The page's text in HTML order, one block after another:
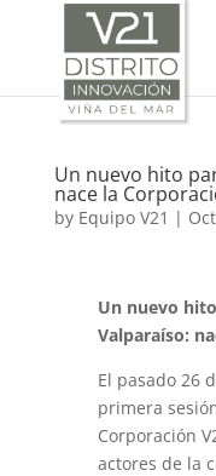
Un nuevo hito
nace la
by Equipo V21 |
Un nuevo
Valparaíso:
El pasado 26
primera
Corporación
actores de la
SELECT LANGUAGE ▼